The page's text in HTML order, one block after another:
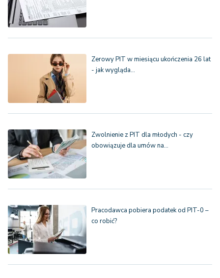
Zerowy PIT w miesiącu ukończenia 26 lat
- jak wygląda…
Zwolnienie z PIT dla młodych - czy
obowiązuje dla umów na…
Pracodawca pobiera podatek od PIT-0 –
co robić?